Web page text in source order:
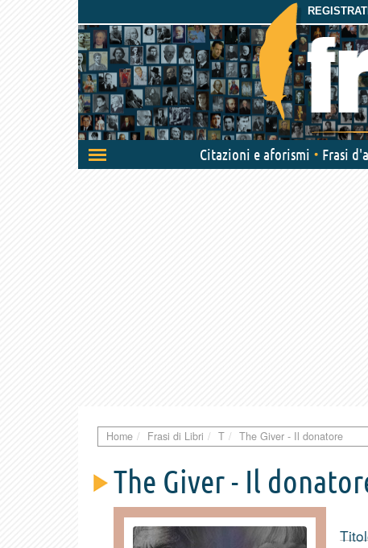
Attiva/disattiva
navigazione
Citazioni e aforismi Frasi
Home Frasi di Libri T The Giver - Il donatore
The Giver - Il